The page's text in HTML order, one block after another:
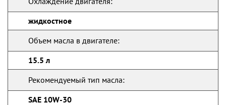
жидкостное
Объем масла в двигателе:
15.5 л
Рекомендуемый тип масла:
SAE 10W-30